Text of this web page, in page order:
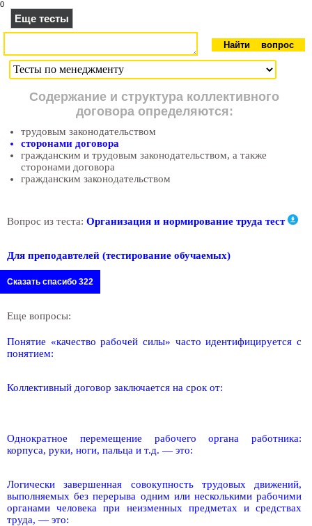
0
Еще тесты
Содержание и структура коллективного
договора определяются:
трудовым законодательством
сторонами договора
гражданским и трудовым законодательством, а также
сторонами договора
гражданским законодательством
Вопрос из теста: Организация и нормирование труда тест
Для преподавтелей (тестирование обучаемых)
Сказать спасибо 322
Еще вопросы:
Понятие «качество рабочей силы» часто идентифицируется с
понятием:
Коллективный договор заключается на срок от:
Однократное перемещение рабочего органа работника:
корпуса, руки, ноги, пальца и т.д. — это:
Логически завершенная совокупность трудовых движений,
выполняемых без перерыва одним или несколькими рабочими
органами человека при неизменных предметах и средствах
труда, — это: